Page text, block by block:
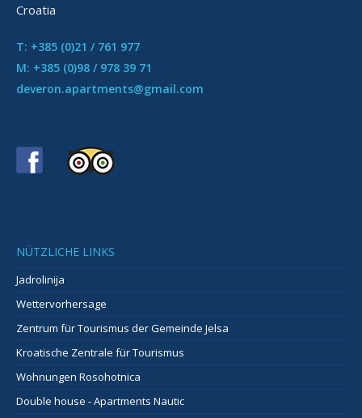
Croatia
T: +385 (0)21 / 761 977
M: +385 (0)98 / 978 39 71
deveron.apartments@gmail.com
NÜTZLICHE LINKS
Jadrolinija
Wettervorhersage
Zentrum für Tourismus der Gemeinde Jelsa
Kroatische Zentrale für Tourismus
Wohnungen Rosohotnica
Double house - Apartments Nautic